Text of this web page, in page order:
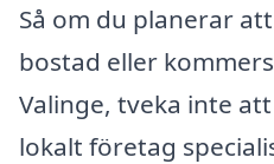
Så om du planerar
bostad eller
Valinge, tveka inte
lokalt företag